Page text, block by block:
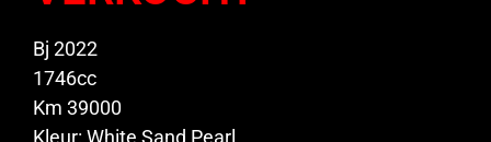
Bj 2022
1746cc
Km 39000
Kleur: White Sand Pearl